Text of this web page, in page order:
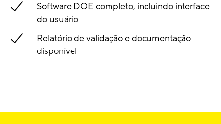
Software DOE completo, incluindo interface
do usuário
Relatório de validação e documentação
disponível